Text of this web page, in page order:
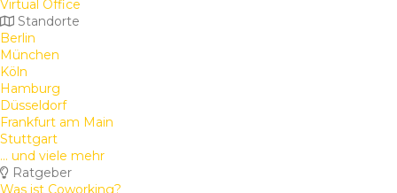
Virtual Office
Standorte
Berlin
München
Köln
Hamburg
Düsseldorf
Frankfurt am Main
Stuttgart
... und viele mehr
Ratgeber
Was ist Coworking?